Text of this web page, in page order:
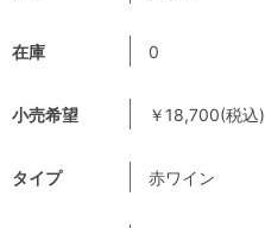
在庫 0
小売希望 ￥18,700(税込)
タイプ 赤ワイン